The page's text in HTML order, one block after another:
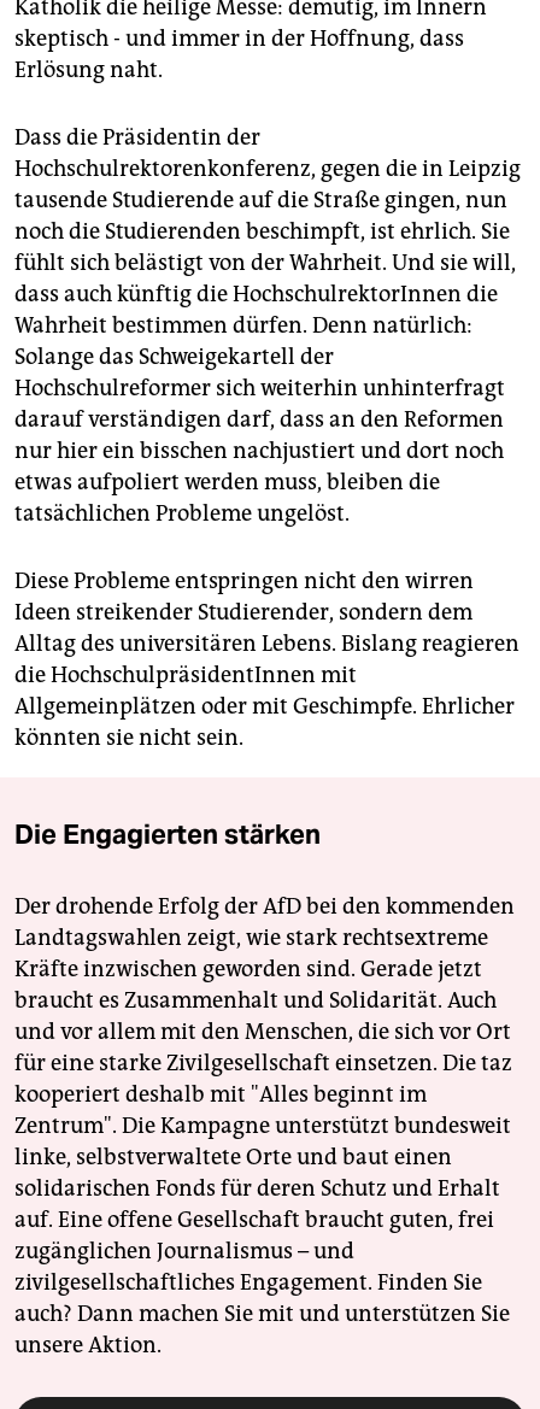
Katholik die heilige Messe: demütig, im Innern
skeptisch - und immer in der Hoffnung, dass
Erlösung naht.
Dass die Präsidentin der
Hochschulrektorenkonferenz, gegen die in Leipzig
tausende Studierende auf die Straße gingen, nun
noch die Studierenden beschimpft, ist ehrlich. Sie
fühlt sich belästigt von der Wahrheit. Und sie will,
dass auch künftig die HochschulrektorInnen die
Wahrheit bestimmen dürfen. Denn natürlich:
Solange das Schweigekartell der
Hochschulreformer sich weiterhin unhinterfragt
darauf verständigen darf, dass an den Reformen
nur hier ein bisschen nachjustiert und dort noch
etwas aufpoliert werden muss, bleiben die
tatsächlichen Probleme ungelöst.
Diese Probleme entspringen nicht den wirren
Ideen streikender Studierender, sondern dem
Alltag des universitären Lebens. Bislang reagieren
die HochschulpräsidentInnen mit
Allgemeinplätzen oder mit Geschimpfe. Ehrlicher
könnten sie nicht sein.
Die Engagierten stärken
Der drohende Erfolg der AfD bei den kommenden
Landtagswahlen zeigt, wie stark rechtsextreme
Kräfte inzwischen geworden sind. Gerade jetzt
braucht es Zusammenhalt und Solidarität. Auch
und vor allem mit den Menschen, die sich vor Ort
für eine starke Zivilgesellschaft einsetzen. Die taz
kooperiert deshalb mit "Alles beginnt im
Zentrum". Die Kampagne unterstützt bundesweit
linke, selbstverwaltete Orte und baut einen
solidarischen Fonds für deren Schutz und Erhalt
auf. Eine offene Gesellschaft braucht guten, frei
zugänglichen Journalismus – und
zivilgesellschaftliches Engagement. Finden Sie
auch? Dann machen Sie mit und unterstützen Sie
unsere Aktion.